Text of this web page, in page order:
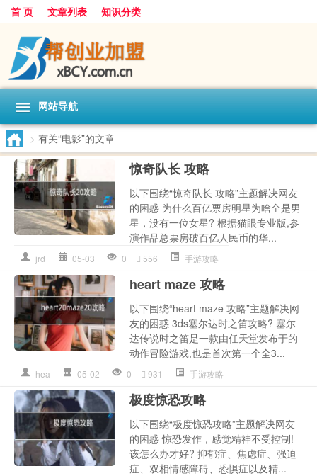
首 页 文章列表 知识分类
网站导航
> 有关“电影”的文章
惊奇队长 攻略
以下围绕“惊奇队长 攻略”主题解决网友
的困惑 为什么百亿票房明星为啥全是男
星，没有一位女星? 根据猫眼专业版,参
演作品总票房破百亿人民币的华...
jrd 05-03 0 556 手游攻略
heart maze 攻略
以下围绕“heart maze 攻略”主题解决网
友的困惑 3ds塞尔达时之笛攻略? 塞尔
达传说时之笛是一款由任天堂发布于的
动作冒险游戏,也是首次第一个全3...
hea 05-02 0 931 手游攻略
极度惊恐攻略
以下围绕“极度惊恐攻略”主题解决网友
的困惑 惊恐发作，感觉精神不受控制!
该怎么办才好? 抑郁症、焦虑症、强迫
症、双相情感障碍、恐惧症以及精...